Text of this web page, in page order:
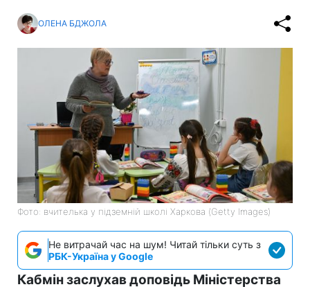
ОЛЕНА БДЖОЛА
Фото: вчителька у підземній школі Харкова (Getty Images)
Не витрачай час на шум! Читай тільки суть з
РБК-Україна у Google
Кабмін заслухав доповідь Міністерства